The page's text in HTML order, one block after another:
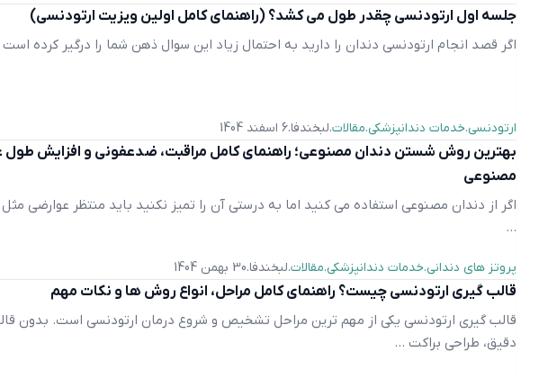
جلسه اول ارتودنسی چقدر طول می کشد؟ (راهنمای کامل اولین ویزیت ارتودنسی)
اگر قصد انجام ارتودنسی دندان را دارید به احتمال زیاد این سوال ذهن شما را درگیر کرده
ارتودنسی خدمات دندانپزشکی مقالات لبخندفا 6 اسفند 1404
بهترین روش شستن دندان مصنوعی؛ راهنمای کامل مراقبت، ضدعفونی و افزایش طول
مصنوعی
اگر از دندان مصنوعی استفاده می کنید اما به درستی آن را تمیز نکنید باید منتظر عوارضی مثل
...
پروتز های دندانی خدمات دندانپزشکی مقالات لبخندفا 30 بهمن 1404
قالب گیری ارتودنسی چیست؟ راهنمای کامل مراحل، انواع روش ها و نکات مهم
قالب گیری ارتودنسی یکی از مهم ترین مراحل تشخیص و شروع درمان ارتودنسی است. بدون
دقیق، طراحی براکت ...